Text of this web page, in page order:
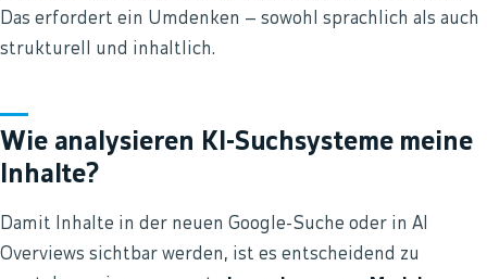
Das erfordert ein Umdenken – sowohl sprachlich als auch
strukturell und inhaltlich.
Wie analysieren KI-Suchsysteme meine
Inhalte?
Damit Inhalte in der neuen Google-Suche oder in AI
Overviews sichtbar werden, ist es entscheidend zu